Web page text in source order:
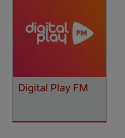
Digital Play FM